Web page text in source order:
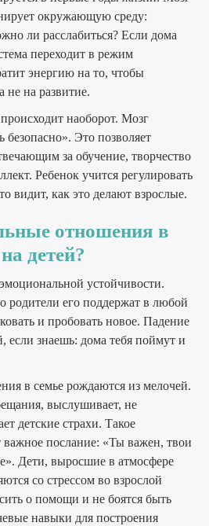
окружающую среду:
ли расслабиться? Если дома
переходит в режим
энергию на то, чтобы
не на развитие.
наоборот. Мозг
безопасно». Это позволяет
за обучение, творчество
Ребенок учится регулировать
видит, как это делают взрослые.
отношения в
детей?
устойчивости.
родители его поддержат в любой
и пробовать новое. Падение
если знаешь: дома тебя поймут и
в семье рождаются из мелочей.
выслушивает, не
детские страхи. Такое
важное послание: «Ты важен, твои
Дети, выросшие в атмосфере
со стрессом во взрослой
о помощи и не боятся быть
навыки для построения